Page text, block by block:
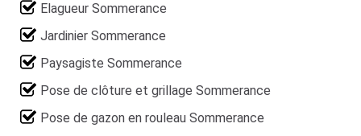
Elagueur Sommerance
Jardinier Sommerance
Paysagiste Sommerance
Pose de clôture et grillage Sommerance
Pose de gazon en rouleau Sommerance